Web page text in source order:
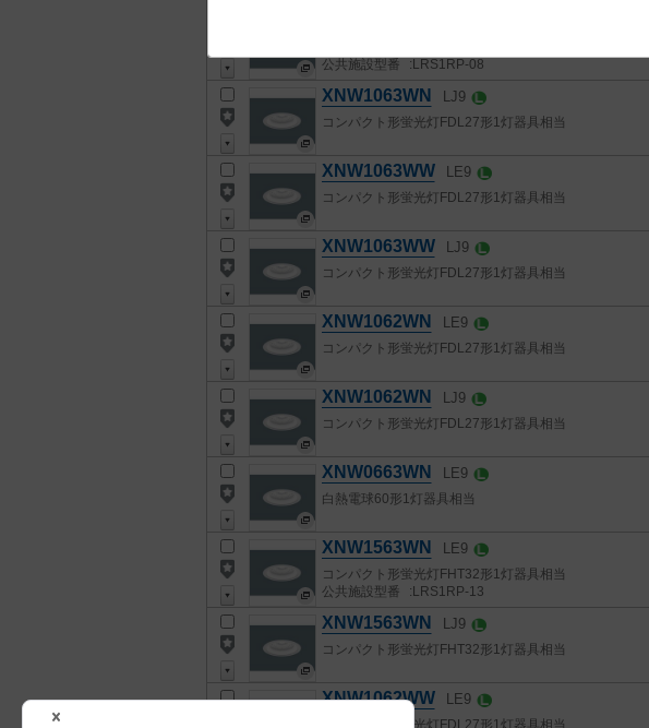
公共施設型番
:LRS1RP-08
XNW1063WN LJ9
コンパクト形蛍光灯FDL27形1灯器具相当
XNW1063WW LE9
コンパクト形蛍光灯FDL27形1灯器具相当
XNW1063WW LJ9
コンパクト形蛍光灯FDL27形1灯器具相当
XNW1062WN LE9
コンパクト形蛍光灯FDL27形1灯器具相当
XNW1062WN LJ9
コンパクト形蛍光灯FDL27形1灯器具相当
XNW0663WN LE9
白熱電球60形1灯器具相当
XNW1563WN LE9
コンパクト形蛍光灯FHT32形1灯器具相当
公共施設型番
:LRS1RP-13
XNW1563WN LJ9
コンパクト形蛍光灯FHT32形1灯器具相当
XNW1062WW LE9
コンパクト形蛍光灯FDL27形1灯器具相当